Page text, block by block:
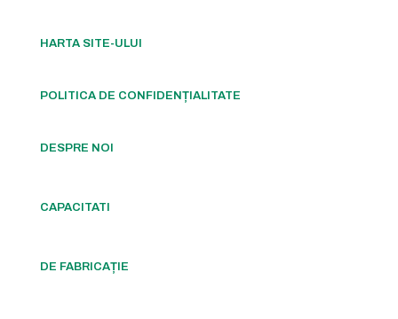
HARTA SITE-ULUI
POLITICA DE CONFIDENȚIALITATE
DESPRE NOI
CAPACITATI
DE FABRICAȚIE